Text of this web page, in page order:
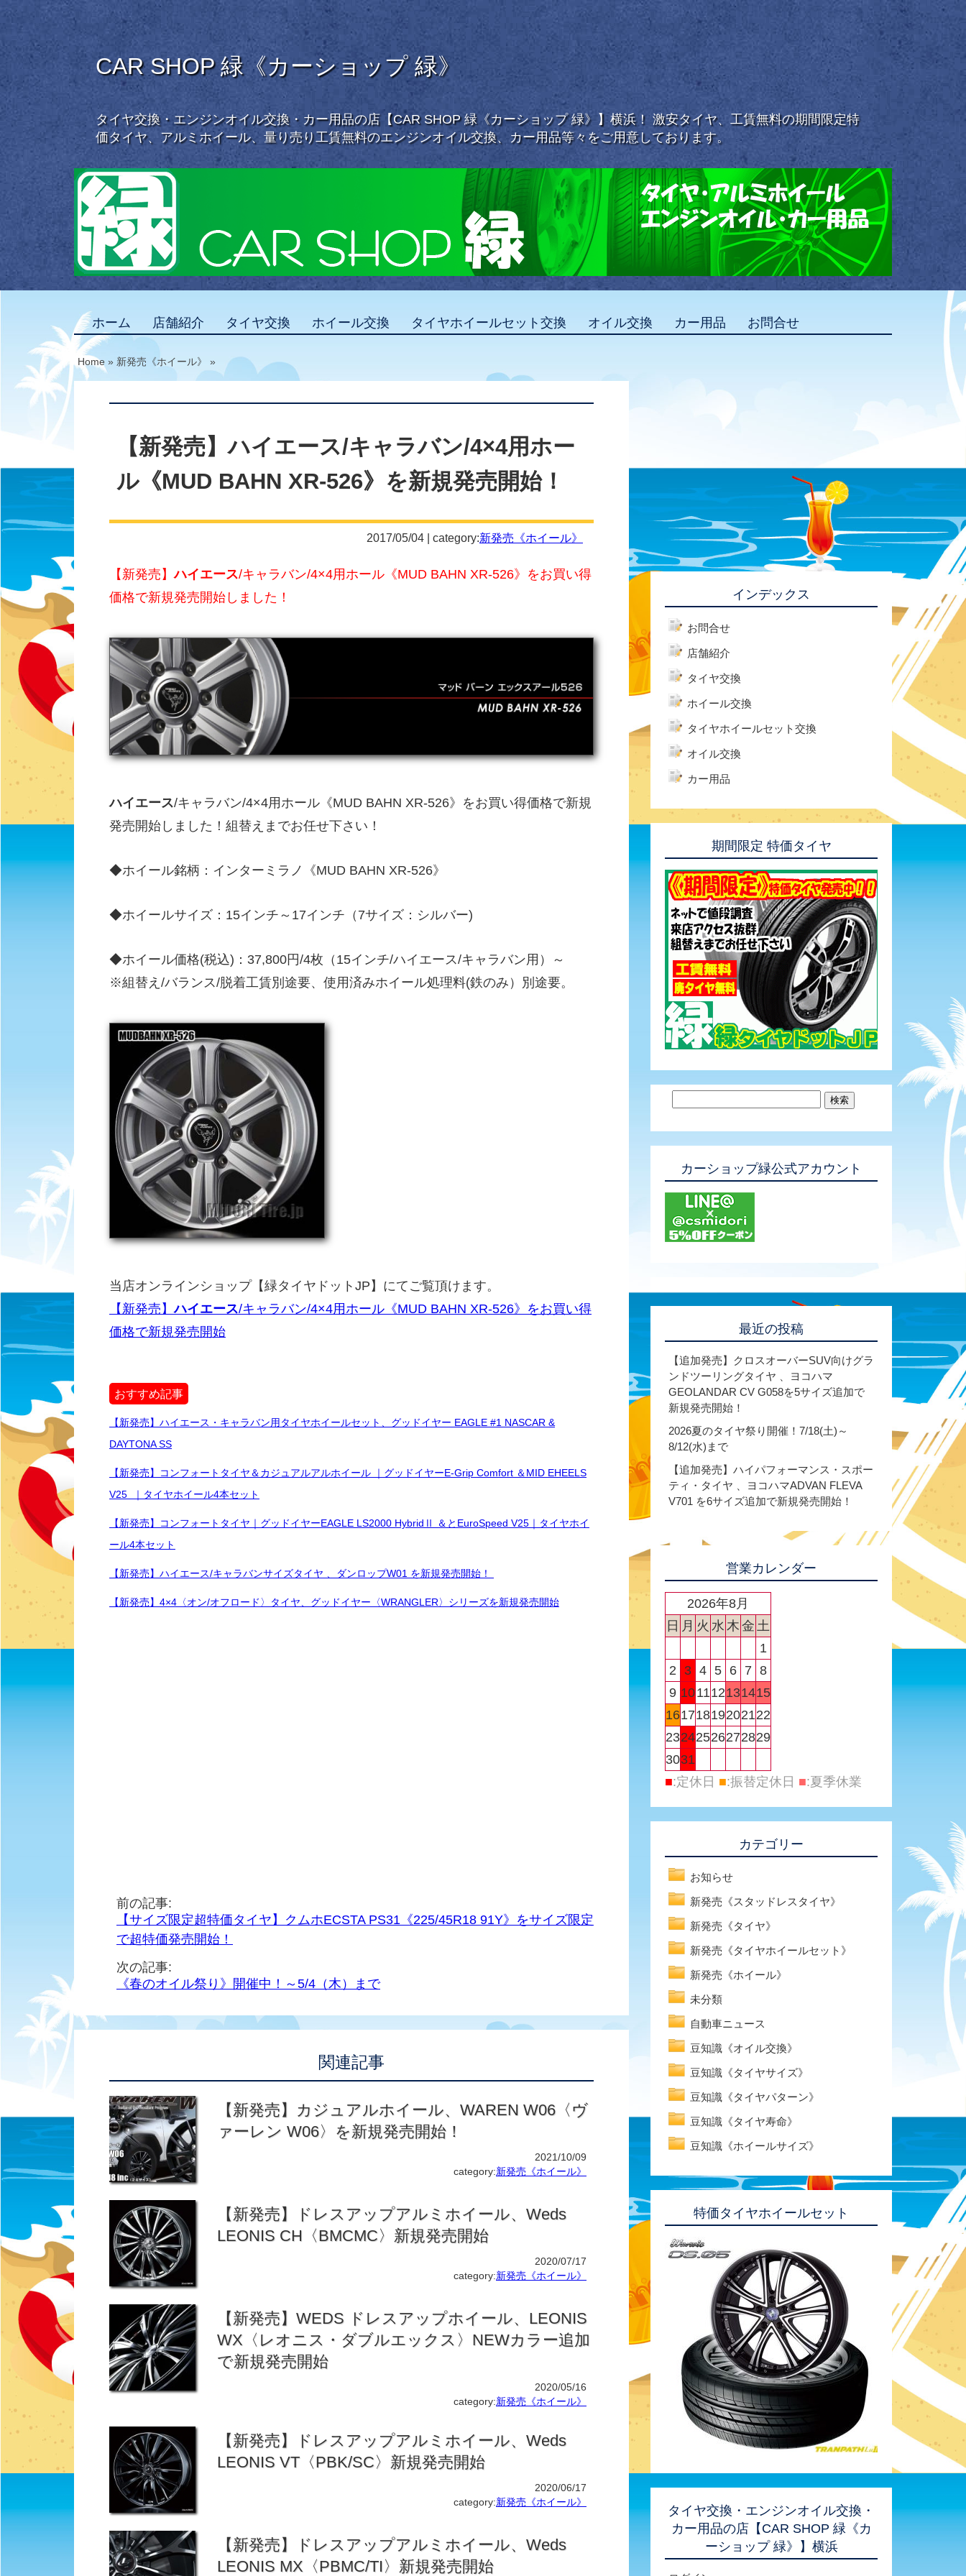
CAR SHOP 緑《カーショップ 緑》
タイヤ交換・エンジンオイル交換・カー用品の店【CAR SHOP 緑《カーショップ 緑》】横浜！ 激安タイヤ、工賃無料の期間限定特
価タイヤ、アルミホイール、量り売り工賃無料のエンジンオイル交換、カー用品等々をご用意しております。
ホーム 店舗紹介 タイヤ交換 ホイール交換 タイヤホイールセット交換 オイル交換 カー用品 お問合せ
Home » 新発売《ホイール》 »
【新発売】ハイエース/キャラバン/4×4用ホー
ル《MUD BAHN XR-526》を新規発売開始！
2017/05/04 | category:新発売《ホイール》
【新発売】ハイエース/キャラバン/4×4用ホール《MUD BAHN XR-526》をお買い得
価格で新規発売開始しました！
ハイエース/キャラバン/4×4用ホール《MUD BAHN XR-526》をお買い得価格で新規
発売開始しました！組替えまでお任せ下さい！
◆ホイール銘柄：インターミラノ《MUD BAHN XR-526》
◆ホイールサイズ：15インチ～17インチ（7サイズ：シルバー)
◆ホイール価格(税込)：37,800円/4枚（15インチ/ハイエース/キャラバン用）～
※組替え/バランス/脱着工賃別途要、使用済みホイール処理料(鉄のみ）別途要。
当店オンラインショップ【緑タイヤドットJP】にてご覧頂けます。
【新発売】ハイエース/キャラバン/4×4用ホール《MUD BAHN XR-526》をお買い得
価格で新規発売開始
おすすめ記事
【新発売】ハイエース・キャラバン用タイヤホイールセット、グッドイヤー EAGLE #1 NASCAR &
DAYTONA SS
【新発売】コンフォートタイヤ＆カジュアルアルホイール ｜グッドイヤーE-Grip Comfort ＆MID EHEELS
V25 ｜タイヤホイール4本セット
【新発売】コンフォートタイヤ｜グッドイヤーEAGLE LS2000 HybridⅡ ＆とEuroSpeed V25｜タイヤホイ
ール4本セット
【新発売】ハイエース/キャラバンサイズタイヤ 、ダンロップW01 を新規発売開始！
【新発売】4×4〈オン/オフロード〉タイヤ、グッドイヤー〈WRANGLER〉シリーズを新規発売開始
前の記事:
【サイズ限定超特価タイヤ】クムホECSTA PS31《225/45R18 91Y》をサイズ限定
で超特価発売開始！
次の記事:
《春のオイル祭り》開催中！～5/4（木）まで
関連記事
【新発売】カジュアルホイール、WAREN W06〈ヴ
ァーレン W06〉を新規発売開始！
2021/10/09
category:新発売《ホイール》
【新発売】ドレスアップアルミホイール、Weds
LEONIS CH〈BMCMC〉新規発売開始
2020/07/17
category:新発売《ホイール》
【新発売】WEDS ドレスアップホイール、LEONIS
WX〈レオニス・ダブルエックス〉NEWカラー追加
で新規発売開始
2020/05/16
category:新発売《ホイール》
【新発売】ドレスアップアルミホイール、Weds
LEONIS VT〈PBK/SC〉新規発売開始
2020/06/17
category:新発売《ホイール》
【新発売】ドレスアップアルミホイール、Weds
LEONIS MX〈PBMC/TI〉新規発売開始
インデックス
お問合せ
店舗紹介
タイヤ交換
ホイール交換
タイヤホイールセット交換
オイル交換
カー用品
期間限定 特価タイヤ
カーショップ緑公式アカウント
最近の投稿
【追加発売】クロスオーバーSUV向けグラ
ンドツーリングタイヤ 、ヨコハマ
GEOLANDAR CV G058を5サイズ追加で
新規発売開始！
2026夏のタイヤ祭り開催！7/18(土)～
8/12(水)まで
【追加発売】ハイパフォーマンス・スポー
ティ・タイヤ 、ヨコハマADVAN FLEVA
V701 を6サイズ追加で新規発売開始！
営業カレンダー
2026年8月
日 月 火 水 木 金 土
1
2
3 4 5 6 7 8
9 101112131415
16171819202122
23242526272829
3031
■:定休日 ■:振替定休日 ■:夏季休業
カテゴリー
お知らせ
新発売《スタッドレスタイヤ》
新発売《タイヤ》
新発売《タイヤホイールセット》
新発売《ホイール》
未分類
自動車ニュース
豆知識《オイル交換》
豆知識《タイヤサイズ》
豆知識《タイヤパターン》
豆知識《タイヤ寿命》
豆知識《ホイールサイズ》
特価タイヤホイールセット
タイヤ交換・エンジンオイル交換・
カー用品の店【CAR SHOP 緑《カ
ーショップ 緑》】横浜